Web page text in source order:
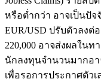
หรือต่ำกว่า อาจเป็นปั
EUR/USD ปรับตัวลงต่
220,000 อาจส่งผลใน
นักลงทุนจำนวนมากอ
เพื่อรอการประกาศตัว